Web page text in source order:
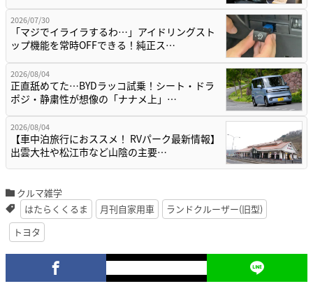
2026/07/30
「マジでイライラするわ…」アイドリングスト
ップ機能を常時OFFできる！純正ス…
2026/08/04
正直舐めてた…BYDラッコ試乗！シート・ドラ
ポジ・静粛性が想像の「ナナメ上」…
2026/08/04
【車中泊旅行におススメ！ RVパーク最新情報】
出雲大社や松江市など山陰の主要…
クルマ雑学
はたらくくるま
月刊自家用車
ランドクルーザー(旧型)
トヨタ